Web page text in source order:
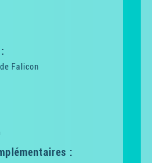
Falicon
: